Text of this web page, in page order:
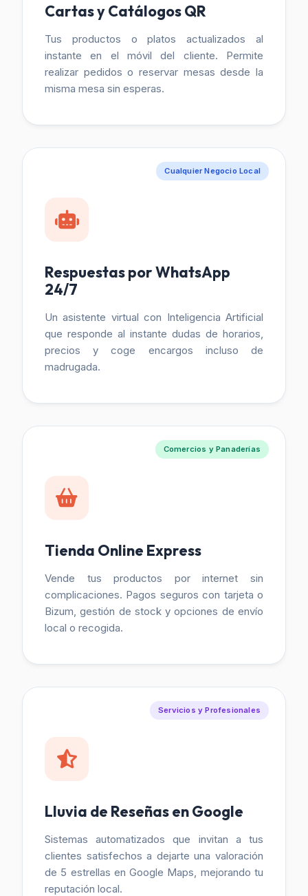
Cartas y Catálogos QR
Tus productos o platos actualizados al
instante en el móvil del cliente. Permite
realizar pedidos o reservar mesas desde la
misma mesa sin esperas.
Cualquier Negocio Local
Respuestas por WhatsApp
24/7
Un asistente virtual con Inteligencia Artificial
que responde al instante dudas de horarios,
precios y coge encargos incluso de
madrugada.
Comercios y Panaderías
Tienda Online Express
Vende tus productos por internet sin
complicaciones. Pagos seguros con tarjeta o
Bizum, gestión de stock y opciones de envío
local o recogida.
Servicios y Profesionales
Lluvia de Reseñas en Google
Sistemas automatizados que invitan a tus
clientes satisfechos a dejarte una valoración
de 5 estrellas en Google Maps, mejorando tu
reputación local.